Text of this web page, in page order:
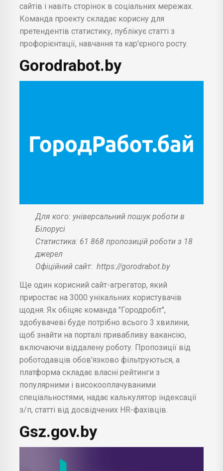
сайтів і навіть сторінок в соціальних мережах.
Команда проекту складає корисну для
претендентів статистику, публікує статті з
профорієнтації, навчання та кар'єрного росту.
Gorodrabot.by
Для кого: універсальний пошук роботи в
Білорусі
Статистика: 61 868 пропозицій роботи з 18
джерел
Офіційний сайт: https://gorodrabot.by
Ще один корисний сайт-агрегатор, який
приростає на 3000 унікальних користувачів
щодня. Як обіцяє команда "Городробіт",
здобувачеві буде потрібно всього 3 хвилини,
щоб знайти на порталі привабливу вакансію,
включаючи віддалену роботу. Пропозиції від
роботодавців обов'язково фільтруються, а
платформа складає власні рейтинги з
популярними і високооплачуваними
спеціальностями, надає калькулятор індексації
з/п, статті від досвідчених HR-фахівців.
Gsz.gov.by